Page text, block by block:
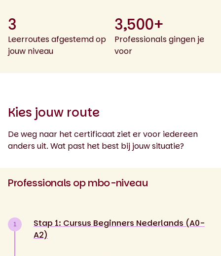
3
Leerroutes afgestemd op
jouw niveau
3,500+
Professionals gingen je
voor
Kies jouw route
De weg naar het certificaat ziet er voor iedereen
anders uit. Wat past het best bij jouw situatie?
Professionals op mbo-niveau
1
Stap 1: Cursus Beginners Nederlands (A0-
A2)